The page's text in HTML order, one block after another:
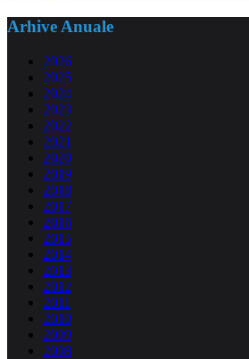
Arhive Anuale
2026
2025
2024
2023
2022
2021
2020
2019
2018
2017
2016
2015
2014
2013
2012
2011
2010
2009
2008